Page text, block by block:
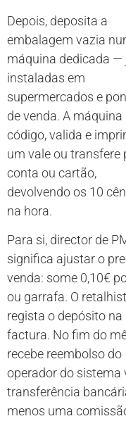
Depois, deposita a
embalagem vazia
máquina dedicada —
instaladas em
supermercados e
de venda. A máquina
código, valida e
um vale ou transfere
conta ou cartão,
devolvendo os 10
na hora.
Para si, director de
significa ajustar o
venda: some 0,10€
ou garrafa. O
regista o depósito na
factura. No fim do
recebe reembolso do
operador do sistema
transferência
menos uma